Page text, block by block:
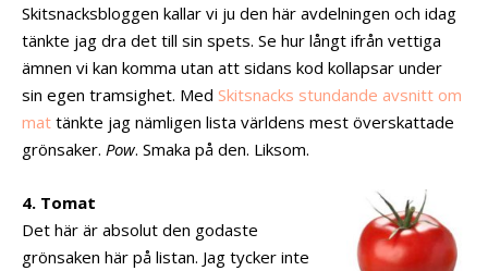
Skitsnacksbloggen kallar vi ju den här avdelningen och idag
tänkte jag dra det till sin spets. Se hur långt ifrån vettiga
ämnen vi kan komma utan att sidans kod kollapsar under
sin egen tramsighet. Med Skitsnacks stundande avsnitt om
mat tänkte jag nämligen lista världens mest överskattade
grönsaker. Pow. Smaka på den. Liksom.
4. Tomat
Det här är absolut den godaste
grönsaken här på listan. Jag tycker inte